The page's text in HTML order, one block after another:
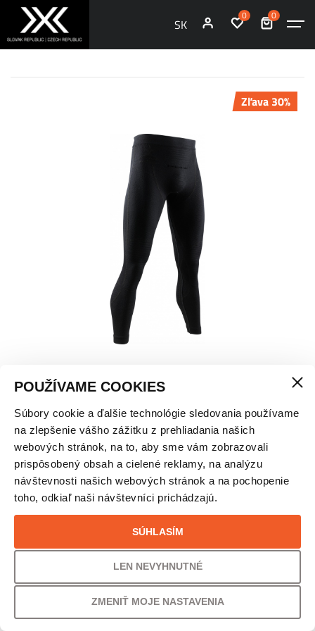
POUŽÍVAME COOKIES
Súbory cookie a ďalšie technológie sledovania používame
na zlepšenie vášho zážitku z prehliadania našich
webových stránok, na to, aby sme vám zobrazovali
prispôsobený obsah a cielené reklamy, na analýzu
návštevnosti našich webových stránok a na pochopenie
toho, odkiaľ naši návštevníci prichádzajú.
SÚHLASÍM
LEN NEVYHNUTNÉ
ZMENIŤ MOJE NASTAVENIA
SK
0 0
Zľava 30%
X-BIONIC APANI 4.0 TERMO NOHAVICE Z
MERINO VLNY – PÁMSKE
VEĽKOSŤ
PÔVODNÁ CENA UŠETRÍTE
30% /41,00